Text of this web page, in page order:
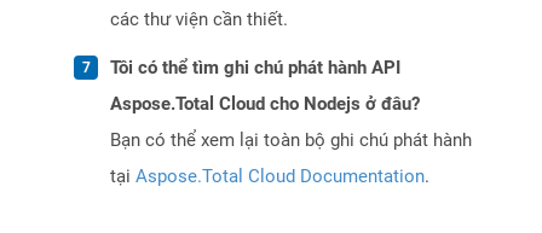
các thư viện cần thiết.
Tôi có thể tìm ghi chú phát hành API
Aspose.Total Cloud cho Nodejs ở đâu?
Bạn có thể xem lại toàn bộ ghi chú phát hành
tại Aspose.Total Cloud Documentation.